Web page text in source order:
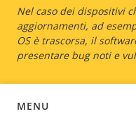
Nel caso dei dispositivi
aggiornamenti, ad
OS è trascorsa, il
presentare bug noti e
MENU
SOFTWARE DEL